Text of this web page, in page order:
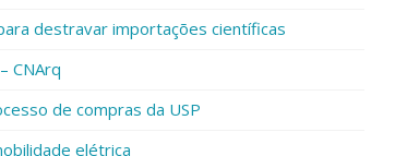
destravar importações científicas
CNArq
de compras da USP
elétrica